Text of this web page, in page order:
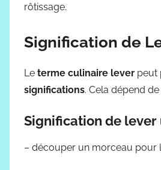
rôtissage.
Signification de
Le terme culinaire lever peut
significations. Cela dépend
Signification de lever
– découper un morceau pour